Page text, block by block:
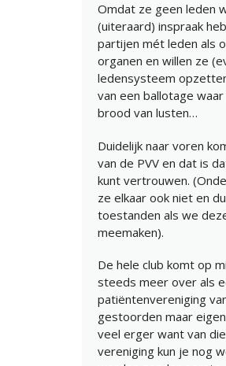
Omdat ze geen leden
(uiteraard) inspraak
partijen mét leden als
organen en willen ze
ledensysteem
van een ballotage
brood van lusten…
Duidelijk naar voren
van de PVV en dat is
kunt vertrouwen.
ze elkaar ook niet en
toestanden als we
meemaken).
De hele club komt op
steeds meer over als
patiëntenvereniging
gestoorden maar
veel erger want van
vereniging kun je nog